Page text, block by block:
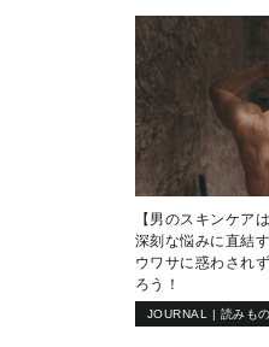
【男のスキンケア
深刻な悩みに直結
ウワサに惑わされ
ろう！
JOURNAL | 読みもの